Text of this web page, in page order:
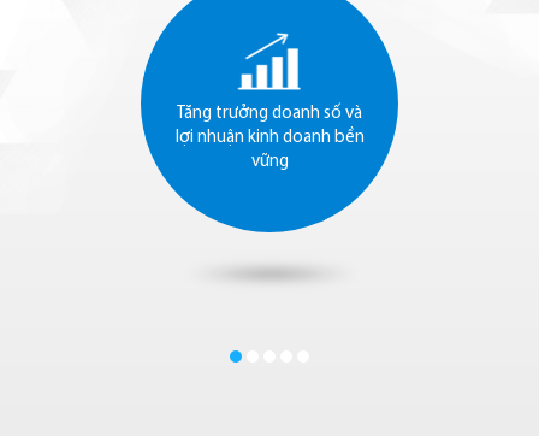
Tăng trưởng doanh số và
lợi nhuận kinh doanh bền
vững